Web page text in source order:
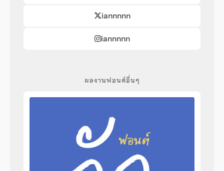
iannnnn
iannnnn
ผลงานฟอนต์อื่นๆ